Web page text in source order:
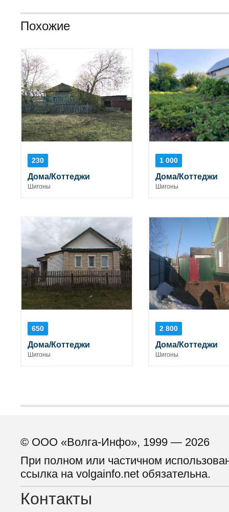
Похожие
230
Дома/Коттеджи
Шигоны
1 000
Дома/Коттеджи
Шигоны
650
Дома/Коттеджи
Шигоны
2 800
Дома/Коттеджи
Шигоны
© ООО «Волга-Инфо», 1999 — 2026
При полном или частичном
ссылка на volgainfo.net обязательна.
Контакты